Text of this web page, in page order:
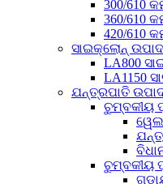
300/610
360/610
420/610
ସାଇକ୍ଲୋନ୍
LA800
LA1150
ଯନ୍ତ୍ରପାତି
ଚୁମ୍ବକୀୟ
ଚୁମ୍ବକୀୟ